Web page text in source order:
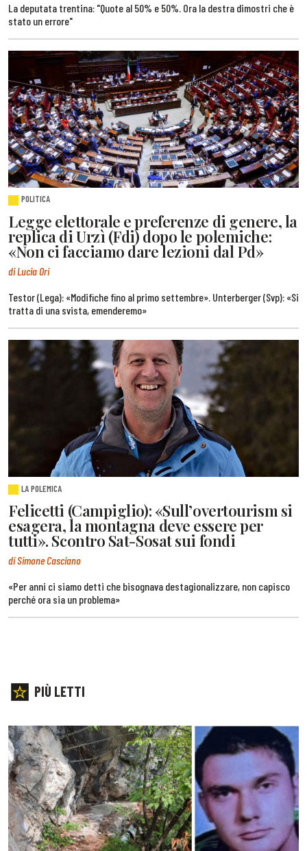
La deputata trentina: "Quote al 50% e 50%. Ora la destra dimostri che è
stato un errore"
POLITICA
Legge elettorale e preferenze di genere, la
replica di Urzì (Fdi) dopo le polemiche:
«Non ci facciamo dare lezioni dal Pd»
di Lucia Ori
Testor (Lega): «Modifiche fino al primo settembre». Unterberger (Svp): «Si
tratta di una svista, emenderemo»
LA POLEMICA
Felicetti (Campiglio): «Sull’overtourism si
esagera, la montagna deve essere per
tutti». Scontro Sat-Sosat sui fondi
di Simone Casciano
«Per anni ci siamo detti che bisognava destagionalizzare, non capisco
perché ora sia un problema»
PIÙ LETTI